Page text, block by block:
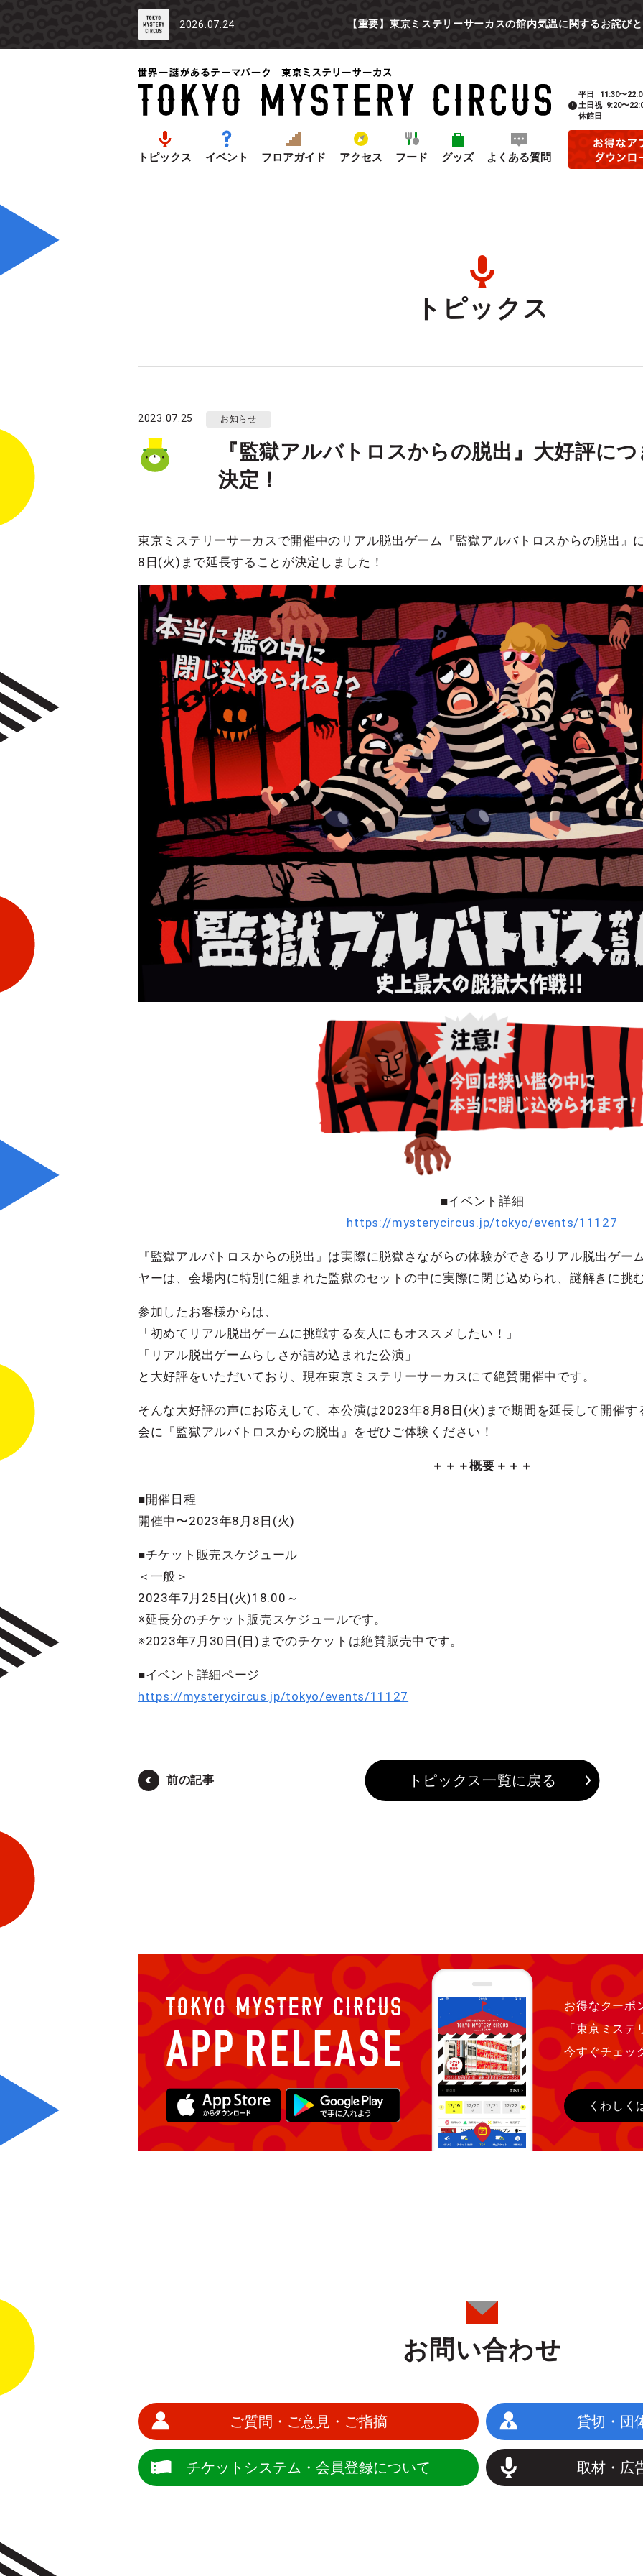
2026.07.24 【重要】東京ミステリーサーカスの館内気温に関するお詫び
トピックス イベント フロアガイド アクセス フード グッズ よくある質問
平日
11:30〜
土日祝 9:20〜
休館日
トピックス
2023.07.25 お知らせ
『監獄アルバトロスからの脱出』大好評に
決定！
東京ミステリーサーカスで開催中のリアル脱出ゲーム『監獄アルバトロスからの脱出』
8日(火)まで延長することが決定しました！
■イベント詳細
https://mysterycircus.jp/tokyo/events/11127
『監獄アルバトロスからの脱出』は実際に脱獄さながらの体験ができるリアル脱出ゲー
ヤーは、会場内に特別に組まれた監獄のセットの中に実際に閉じ込められ、謎解きに挑
参加したお客様からは、
「初めてリアル脱出ゲームに挑戦する友人にもオススメしたい！」
「リアル脱出ゲームらしさが詰め込まれた公演」
と大好評をいただいており、現在東京ミステリーサーカスにて絶賛開催中です。
そんな大好評の声にお応えして、本公演は2023年8月8日(火)まで期間を延長して開催
会に『監獄アルバトロスからの脱出』をぜひご体験ください！
＋＋＋概要＋＋＋
■開催日程
開催中〜2023年8月8日(火)
■チケット販売スケジュール
＜一般＞
2023年7月25日(火)18:00～
※延長分のチケット販売スケジュールです。
※2023年7月30日(日)までのチケットは絶賛販売中です。
■イベント詳細ページ
https://mysterycircus.jp/tokyo/events/11127
前の記事 トピックス一覧に戻る
お得なクーポ
「東京ミス
今すぐチェッ
くわしく
お問い合わせ
ご質問・ご意見・ご指摘 貸切・団
チケットシステム・会員登録について 取材・広